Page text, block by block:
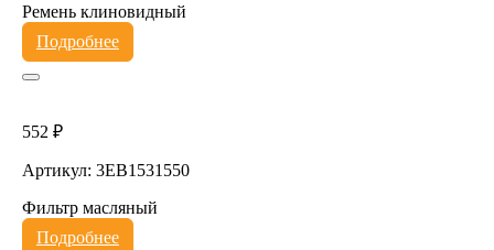
Ремень клиновидный
Подробнее
552 ₽
Артикул: 3EB1531550
Фильтр масляный
Подробнее